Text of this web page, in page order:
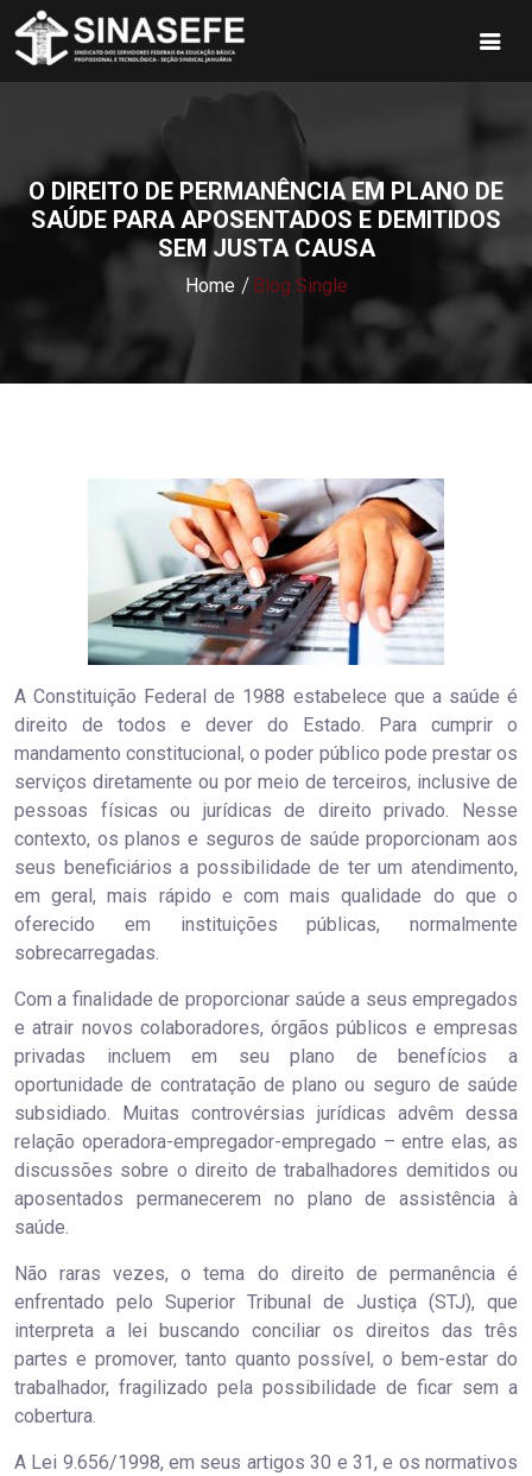
O DIREITO DE PERMANÊNCIA EM PLANO DE
SAÚDE PARA APOSENTADOS E DEMITIDOS
SEM JUSTA CAUSA
Home Blog Single
A Constituição Federal de 1988 estabelece que a saúde é
direito de todos e dever do Estado. Para cumprir o
mandamento constitucional, o poder público pode prestar os
serviços diretamente ou por meio de terceiros, inclusive de
pessoas físicas ou jurídicas de direito privado. Nesse
contexto, os planos e seguros de saúde proporcionam aos
seus beneficiários a possibilidade de ter um atendimento,
em geral, mais rápido e com mais qualidade do que o
oferecido em instituições públicas, normalmente
sobrecarregadas.
Com a finalidade de proporcionar saúde a seus empregados
e atrair novos colaboradores, órgãos públicos e empresas
privadas incluem em seu plano de benefícios a
oportunidade de contratação de plano ou seguro de saúde
subsidiado. Muitas controvérsias jurídicas advêm dessa
relação operadora-empregador-empregado – entre elas, as
discussões sobre o direito de trabalhadores demitidos ou
aposentados permanecerem no plano de assistência à
saúde.
Não raras vezes, o tema do direito de permanência ​é
enfrentado pelo Superior Tribunal de Justiça (STJ), que
interpreta a lei buscando conciliar os direitos das três
partes e promover, tanto quanto possível, o bem-estar do
trabalhador, fragilizado pela possibilidade de ficar sem a
cobertura.
A Lei 9.656/1998, em seus artigos 30 e 31, e os normativos